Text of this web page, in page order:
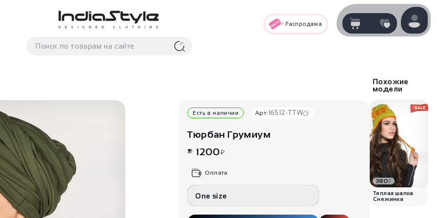
Распродажа
Корзина покупок пуста..
Есть в наличии Арт: 16512-TTW
Тюрбан Грумиум
1200₽
Оплата
One size
Похожие
модели
380₽
Теплая шапка
Снежинка